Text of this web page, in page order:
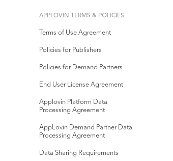
APPLOVIN TERMS & POLICIES
Terms of Use Agreement
Policies for Publishers
Policies for Demand Partners
End User License Agreement
Applovin Platform Data
Processing Agreement
AppLovin Demand Partner Data
Processing Agreement
Data Sharing Requirements